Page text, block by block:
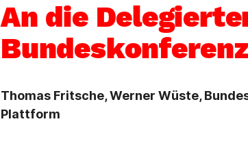
An die
Bundeskonferenz
Thomas Fritsche, Werner Wüste,
Plattform